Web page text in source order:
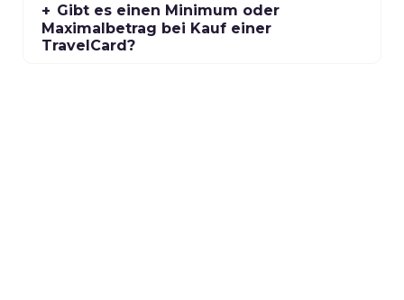
Gibt es einen Minimum oder
Maximalbetrag bei Kauf einer
TravelCard?